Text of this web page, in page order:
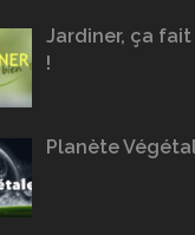
Jardiner, ça
!
Planète